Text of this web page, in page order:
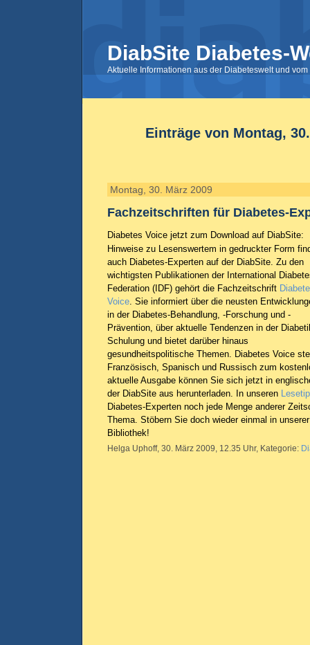
DiabSite Diabetes-
Aktuelle Informationen aus der Diabeteswelt und
Einträge von Montag,
Montag, 30. März 2009
Fachzeitschriften für Diabetes-
Diabetes Voice jetzt zum Download auf DiabSite:
Hinweise zu Lesenswertem in gedruckter Form
auch Diabetes-Experten auf der DiabSite. Zu den
wichtigsten Publikationen der International
Federation (IDF) gehört die Fachzeitschrift
Voice. Sie informiert über die neusten
in der Diabetes-Behandlung, -Forschung und -
Prävention, über aktuelle Tendenzen in der
Schulung und bietet darüber hinaus
gesundheitspolitische Themen. Diabetes Voice
Französisch, Spanisch und Russisch zum
aktuelle Ausgabe können Sie sich jetzt in
der DiabSite aus herunterladen. In unseren
Diabetes-Experten noch jede Menge anderer
Thema. Stöbern Sie doch wieder einmal in
Bibliothek!
Helga Uphoff, 30. März 2009, 12.35 Uhr, Kategorie: